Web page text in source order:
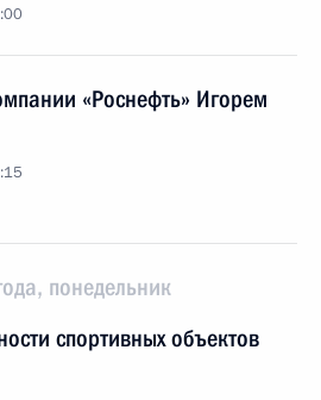
«Роснефть» Игорем
понедельник
спортивных объектов